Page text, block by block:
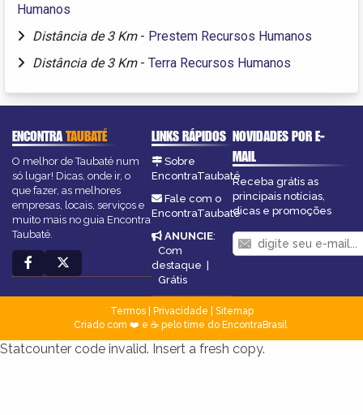
Humanos
Distância de 3 Km - Prestem Recursos Humanos
Distância de 3 Km - Terra Recursos Humanos
ENCONTRATAUBATÉ
O melhor de Taubaté num
só lugar! Dicas, onde ir, o
que fazer, as melhores
empresas, locais, serviços e
muito mais no guia Encontra
Taubaté.
LINKS RÁPIDOS
Sobre
EncontraTaubaté
Fale com o
EncontraTaubaté
ANUNCIE:
Com
destaque |
Grátis
NOVIDADES POR E-
MAIL
Receba grátis as
principais notícias,
dicas e promoções
Termos| Privacidade
Sitemap
Criado com ❤️ e ☕ pelo time do EncontraBrasil
Statcounter code invalid. Insert a fresh copy.